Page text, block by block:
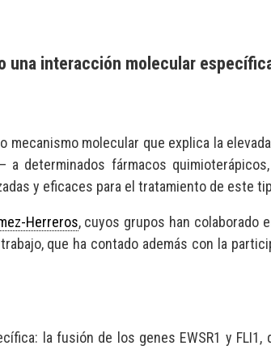
interacción molecular
mecanismo molecular que explica la
determinados fármacos
y eficaces para el tratamiento de este
Herreros, cuyos grupos han colaborado
que ha contado además con la
la fusión de los genes EWSR1 y